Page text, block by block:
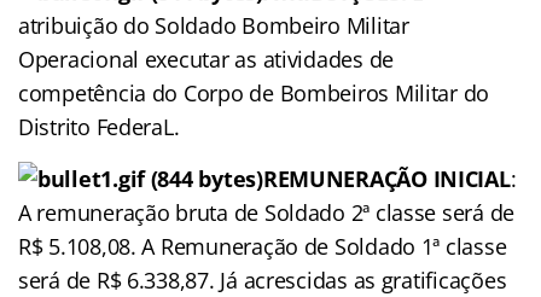
atribuição do Soldado Bombeiro Militar
Operacional executar as atividades de
competência do Corpo de Bombeiros Militar do
Distrito FederaL.
REMUNERAÇÃO INICIAL:
A remuneração bruta de Soldado 2ª classe será de
R$ 5.108,08. A Remuneração de Soldado 1ª classe
será de R$ 6.338,87. Já acrescidas as gratificações